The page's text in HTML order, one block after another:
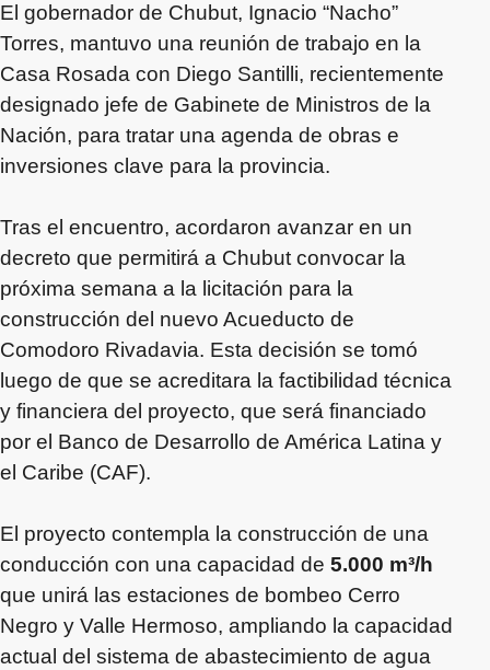
El gobernador de Chubut, Ignacio “Nacho”
Torres, mantuvo una reunión de trabajo en la
Casa Rosada con Diego Santilli, recientemente
designado jefe de Gabinete de Ministros de la
Nación, para tratar una agenda de obras e
inversiones clave para la provincia.
Tras el encuentro, acordaron avanzar en un
decreto que permitirá a Chubut convocar la
próxima semana a la licitación para la
construcción del nuevo Acueducto de
Comodoro Rivadavia. Esta decisión se tomó
luego de que se acreditara la factibilidad técnica
y financiera del proyecto, que será financiado
por el Banco de Desarrollo de América Latina y
el Caribe (CAF).
El proyecto contempla la construcción de una
conducción con una capacidad de 5.000 m³/h
que unirá las estaciones de bombeo Cerro
Negro y Valle Hermoso, ampliando la capacidad
actual del sistema de abastecimiento de agua